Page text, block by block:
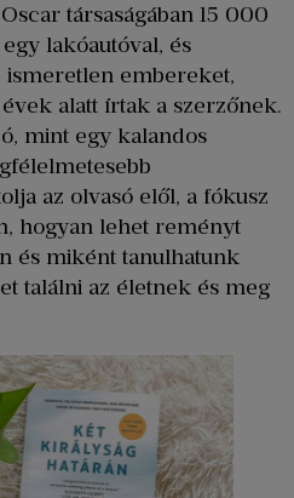
társaságában 15 000
lakóautóval, és
ismeretlen embereket,
alatt írtak a szerzőnek.
mint egy kalandos
az olvasó elől, a fókusz
hogyan lehet reményt
és miként tanulhatunk
találni az életnek és meg